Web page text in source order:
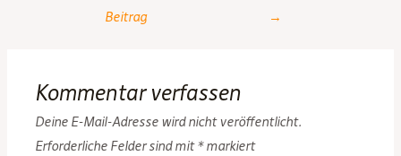
navigationBeitrag
→
Kommentar verfassen
Deine E-Mail-Adresse wird nicht veröffentlicht.
Erforderliche Felder sind mit*markiert